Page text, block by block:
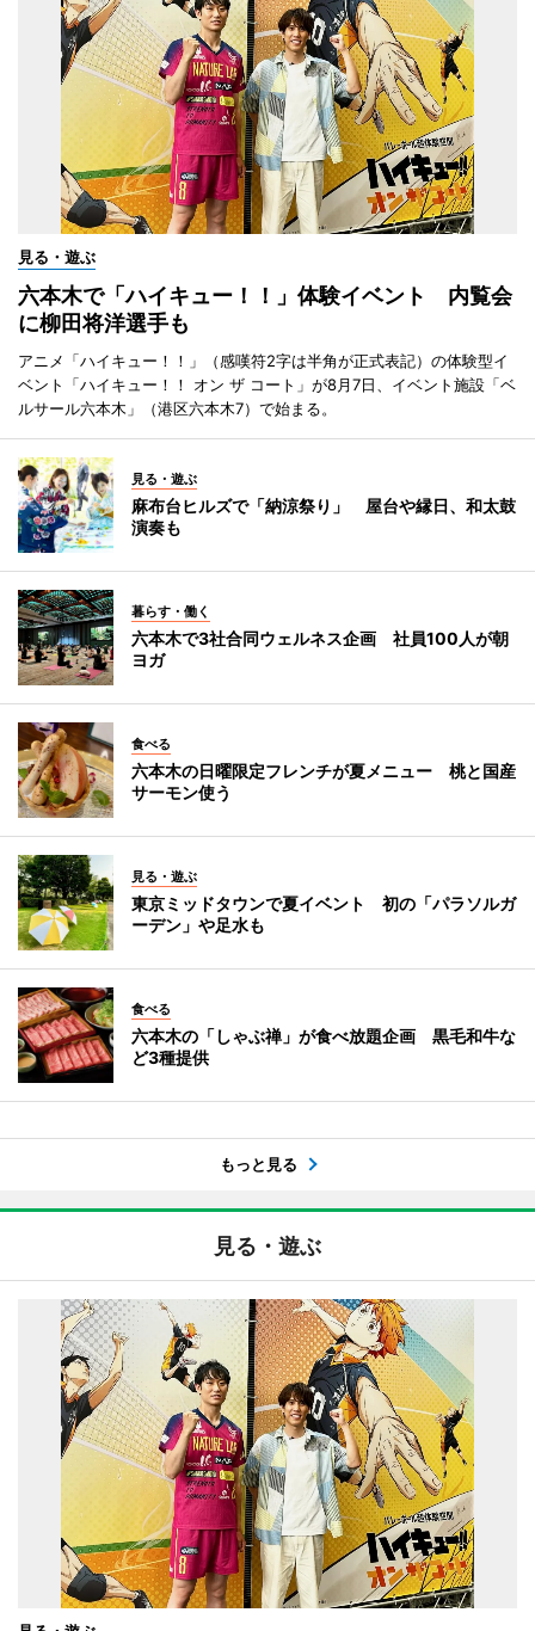
見る・遊ぶ
六本木で「ハイキュー！！」体験イベント 内覧会
に柳田将洋選手も
アニメ「ハイキュー！！」（感嘆符2字は半角が正式表記）の体験型イ
ベント「ハイキュー！！ オン ザ コート」が8月7日、イベント施設「ベ
ルサール六本木」（港区六本木7）で始まる。
見る・遊ぶ
麻布台ヒルズで「納涼祭り」 屋台や縁日、和太鼓
演奏も
暮らす・働く
六本木で3社合同ウェルネス企画 社員100人が朝
ヨガ
食べる
六本木の日曜限定フレンチが夏メニュー 桃と国産
サーモン使う
見る・遊ぶ
東京ミッドタウンで夏イベント 初の「パラソルガ
ーデン」や足水も
食べる
六本木の「しゃぶ禅」が食べ放題企画 黒毛和牛な
ど3種提供
もっと見る
見る・遊ぶ